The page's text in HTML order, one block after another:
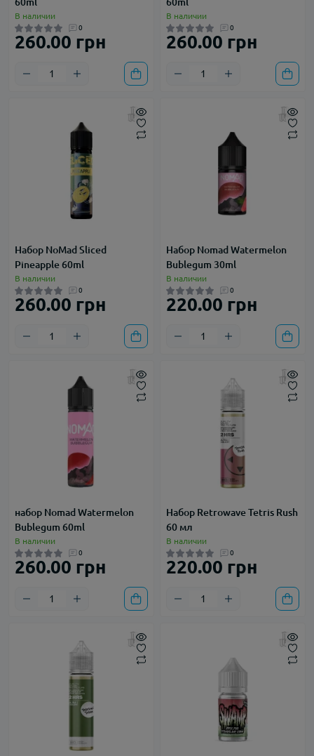
В наличии
0
260.00 грн
В наличии
0
260.00 грн
Набор NoMad Sliced
Pineapple 60ml
В наличии
0
260.00 грн
Набор Nomad Watermelon
Bublegum 30ml
В наличии
0
220.00 грн
набор Nomad Watermelon
Bublegum 60ml
В наличии
0
260.00 грн
Набор Retrowave Tetris Rush
60 мл
В наличии
0
220.00 грн